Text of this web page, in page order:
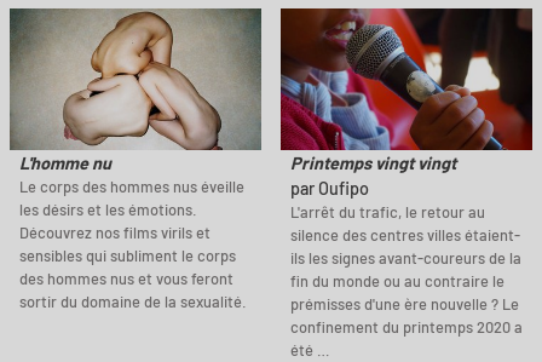
L'homme nu
Le corps des hommes nus éveille
les désirs et les émotions.
Découvrez nos films virils et
sensibles qui subliment le corps
des hommes nus et vous feront
sortir du domaine de la sexualité.
Printemps vingt vingt
par Oufipo
L'arrêt du trafic, le retour au
silence des centres villes étaient-
ils les signes avant-coureurs de la
fin du monde ou au contraire le
prémisses d'une ère nouvelle ? Le
confinement du printemps 2020 a
été …